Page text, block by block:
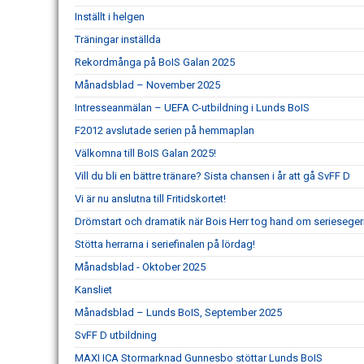
Inställt i helgen
Träningar inställda
Rekordmånga på BoIS Galan 2025
Månadsblad – November 2025
Intresseanmälan – UEFA C-utbildning i Lunds BoIS
F2012 avslutade serien på hemmaplan
Välkomna till BoIS Galan 2025!
Vill du bli en bättre tränare? Sista chansen i år att gå SvFF D
Vi är nu anslutna till Fritidskortet!
Drömstart och dramatik när Bois Herr tog hand om
Stötta herrarna i seriefinalen på lördag!
Månadsblad - Oktober 2025
Kansliet
Månadsblad – Lunds BoIS, September 2025
SvFF D utbildning
MAXI ICA Stormarknad Gunnesbo stöttar Lunds BoIS